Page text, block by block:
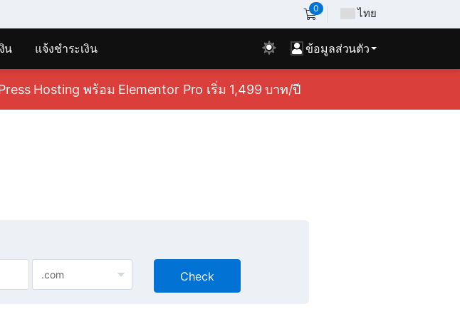
0 ไทย
น แจ้งชำระเงิน ข้อมูลส่วนตัว
Hosting พร้อม Elementor Pro เริ่ม 1,499 บาท/ปี
Check